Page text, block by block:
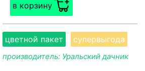
в корзину
цветной пакет супервыгода
производитель: Уральский дачник